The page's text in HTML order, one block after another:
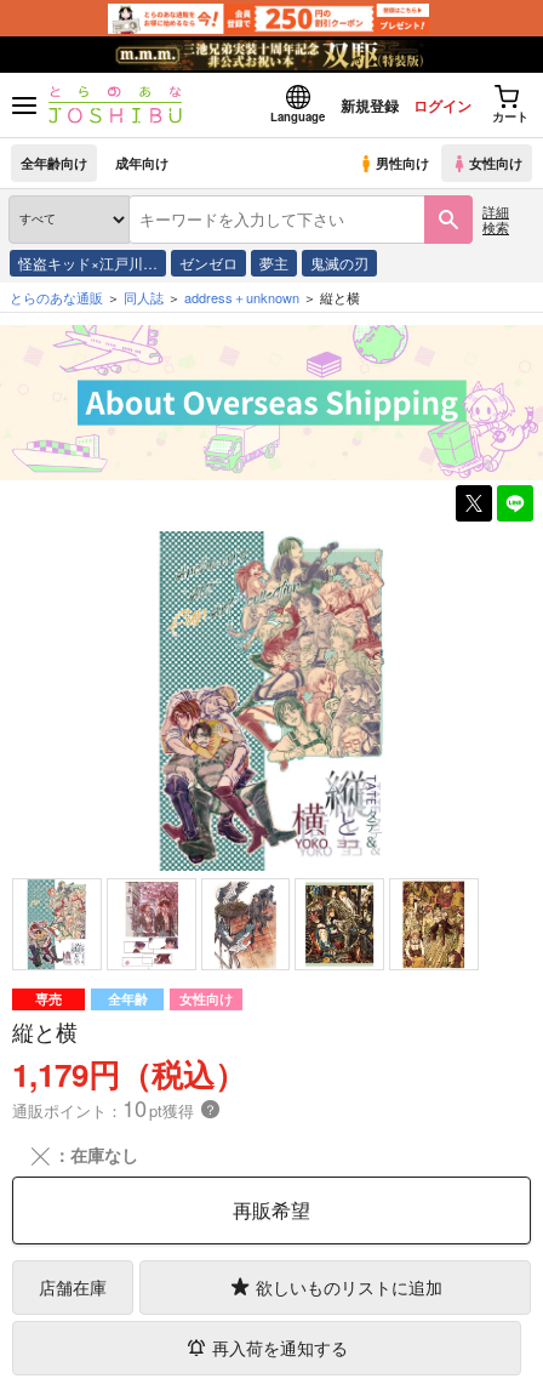
Language
新規登録 ログイン
カート
全年齢向け 成年向け 男性向け 女性向け
詳細
検索
怪盗キッド×江戸川… ゼンゼロ 夢主 鬼滅の刃
とらのあな通販 同人誌 address＋unknown 縦と横
専売 全年齢 女性向け
縦と横
1,179円（税込）
通販ポイント： 10pt獲得 ？
╳ ：在庫なし
再販希望
店舗在庫 欲しいものリストに追加
再入荷を通知する